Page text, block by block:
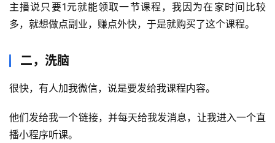
主播说只要1元就能领取一节课程，我因为在家时间比较
多，就想做点副业，赚点外快，于是就购买了这个课程。
二，洗脑
很快，有人加我微信，说是要发给我课程内容。
他们发给我一个链接，并每天给我发消息，让我进入一个直
播小程序听课。